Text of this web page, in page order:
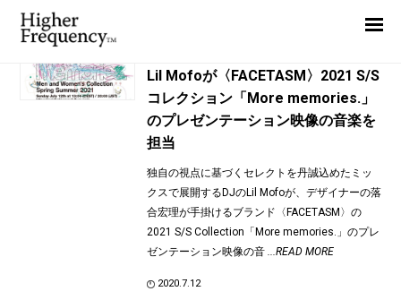
TAG: Nkisi
Lil Mofoが〈FACETASM〉2021 S/S
コレクション「More memories.」
のプレゼンテーション映像の音楽を
担当
独自の視点に基づくセレクトを丹誠込めたミッ
クスで展開するDJのLil Mofoが、デザイナーの落
合宏理が手掛けるブランド〈FACETASM〉の
2021 S/S Collection「More memories.」のプレ
ゼンテーション映像の音 ...READ MORE
2020.7.12
News
Interview
Highlight
Report